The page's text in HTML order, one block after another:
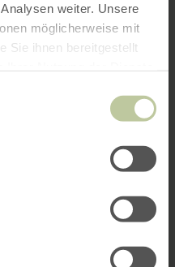
weiter. Unsere
möglicherweise mit
Sie ihnen bereitgestellt